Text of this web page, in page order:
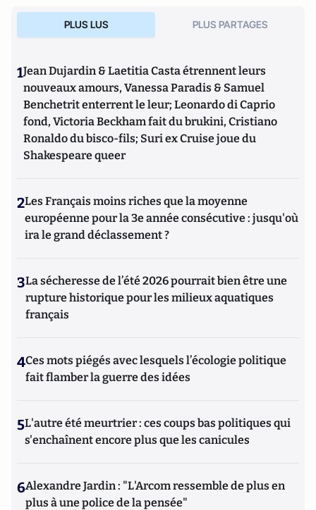
PLUS LUS PLUS PARTAGES
1Jean Dujardin & Laetitia Casta étrennent leurs
nouveaux amours, Vanessa Paradis & Samuel
Benchetrit enterrent le leur; Leonardo di Caprio
fond, Victoria Beckham fait du brukini, Cristiano
Ronaldo du bisco-fils; Suri ex Cruise joue du
Shakespeare queer
2Les Français moins riches que la moyenne
européenne pour la 3e année consécutive : jusqu'où
ira le grand déclassement ?
3La sécheresse de l’été 2026 pourrait bien être une
rupture historique pour les milieux aquatiques
français
4Ces mots piégés avec lesquels l’écologie politique
fait flamber la guerre des idées
5L'autre été meurtrier : ces coups bas politiques qui
s'enchaînent encore plus que les canicules
6Alexandre Jardin : "L'Arcom ressemble de plus en
plus à une police de la pensée"